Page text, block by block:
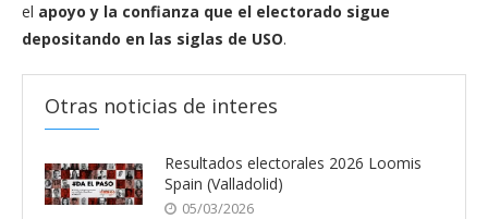
el apoyo y la confianza que el electorado sigue
depositando en las siglas de USO.
Otras noticias de interes
Resultados electorales 2026 Loomis
Spain (Valladolid)
05/03/2026